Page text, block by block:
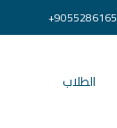
الطلاب